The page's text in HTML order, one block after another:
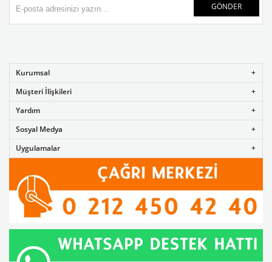
GÖNDER
Kurumsal
Müşteri İlişkileri
Yardım
Sosyal Medya
Uygulamalar